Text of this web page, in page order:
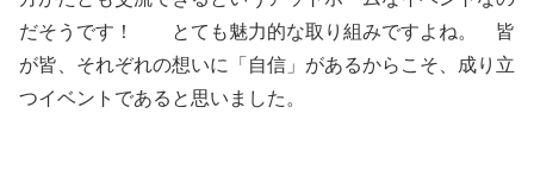
だそうです！ とても魅力的な取り組みですよね。 皆
が皆、それぞれの想いに「自信」があるからこそ、成り立
つイベントであると思いました。